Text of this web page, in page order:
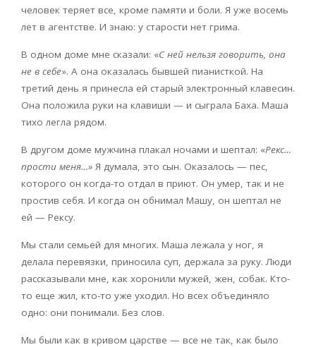
человек теряет все, кроме памяти и боли. Я уже восемь
лет в агентстве. И знаю: у старости нет грима.
В одном доме мне сказали: «С ней нельзя говорить, она
не в себе». А она оказалась бывшей пианисткой. На
третий день я принесла ей старый электронный клавесин.
Она положила руки на клавиши — и сыграла Баха. Маша
тихо легла рядом.
В другом доме мужчина плакал ночами и шептал: «Рекс…
прости меня…» Я думала, это сын. Оказалось — пес,
которого он когда-то отдал в приют. Он умер, так и не
простив себя. И когда он обнимал Машу, он шептал не
ей — Рексу.
Мы стали семьей для многих. Маша лежала у ног, я
делала перевязки, приносила суп, держала за руку. Люди
рассказывали мне, как хоронили мужей, жен, собак. Кто-
то еще жил, кто-то уже уходил. Но всех объединяло
одно: они понимали. Без слов.
Мы были как в кривом царстве — все не так, как было